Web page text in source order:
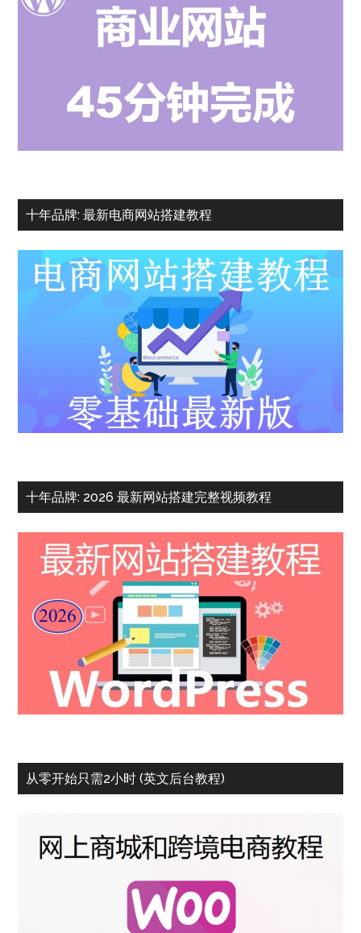
十年品牌: 最新电商网站搭建教程
十年品牌: 2026 最新网站搭建完整视频教程
从零开始只需2小时 (英文后台教程)